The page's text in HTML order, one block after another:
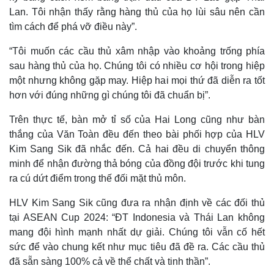
Lan. Tôi nhận thấy rằng hàng thủ của họ lùi sâu nên cần
tìm cách để phá vỡ điều này”.
“Tôi muốn các cầu thủ xâm nhập vào khoảng trống phía
sau hàng thủ của họ. Chúng tôi có nhiều cơ hội trong hiệp
một nhưng không gặp may. Hiệp hai mọi thứ đã diễn ra tốt
hơn với đúng những gì chúng tôi đã chuẩn bị”.
Trên thực tế, bàn mở tỉ số của Hai Long cũng như bàn
thắng của Văn Toàn đều đến theo bài phối hợp của HLV
Kim Sang Sik đã nhắc đến. Cả hai đều di chuyển thông
minh để nhận đường thả bóng của đồng đội trước khi tung
ra cú dứt điểm trong thế đối mặt thủ môn.
HLV Kim Sang Sik cũng đưa ra nhận định về các đối thủ
tại ASEAN Cup 2024: “ĐT Indonesia và Thái Lan không
mang đội hình mạnh nhất dự giải. Chúng tôi vẫn cố hết
sức để vào chung kết như mục tiêu đã đề ra. Các cầu thủ
đã sẵn sàng 100% cả về thể chất và tinh thần”.